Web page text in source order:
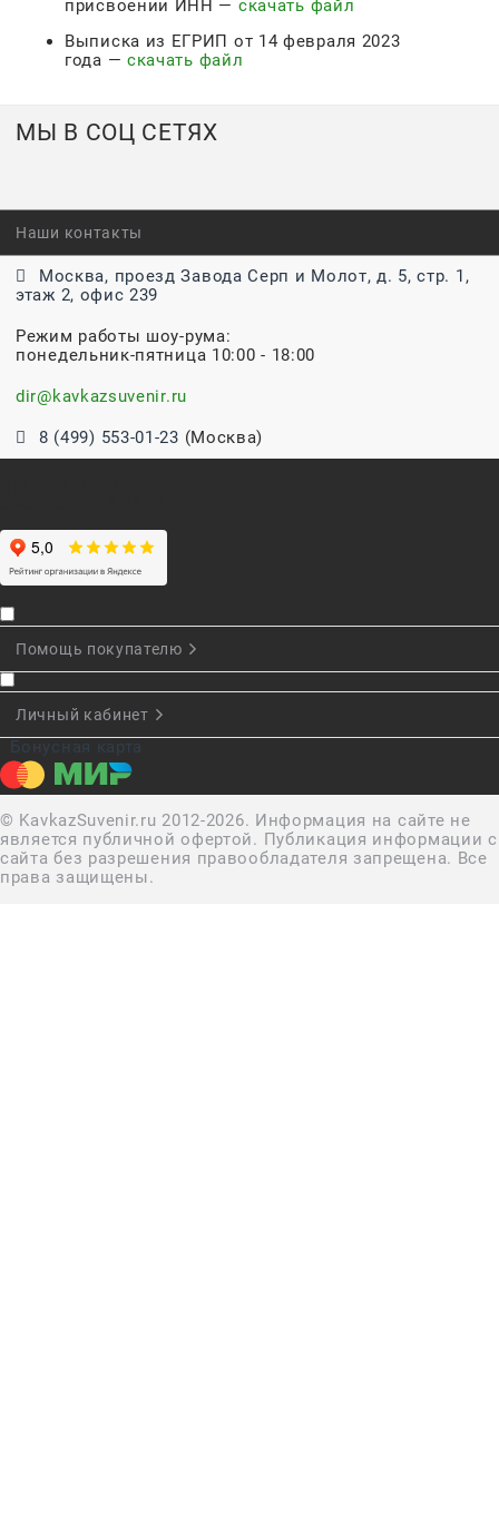
присвоении ИНН — скачать файл
Выписка из ЕГРИП от 14 февраля 2023
года — скачать файл
МЫ В СОЦ СЕТЯХ
Наши контакты
Москва, проезд Завода Серп и Молот, д. 5, стр. 1,
этаж 2, офис 239
Режим работы шоу-рума:
понедельник-пятница 10:00 - 18:00
dir@kavkazsuvenir.ru
8 (499) 553-01-23 (Москва)
Помощь покупателю
Личный кабинет
Бонусная карта
© KavkazSuvenir.ru 2012-2026. Информация на сайте не
является публичной офертой. Публикация информации с
сайта без разрешения правообладателя запрещена. Все
права защищены.